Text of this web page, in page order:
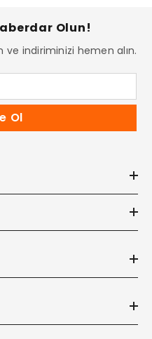
Olun!
indiriminizi hemen alın.
Ol